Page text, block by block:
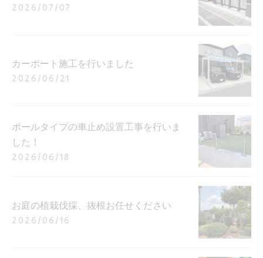
2026/07/07
カーポート施工を行いました
2026/06/21
ポールタイプの車止め設置工事を行いま
した！
2026/06/18
お庭の植栽伐採、抜根お任せください
2026/06/16